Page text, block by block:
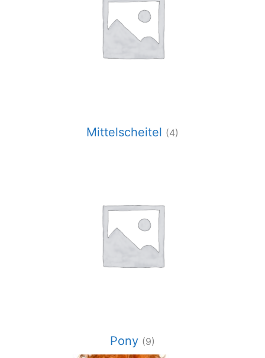
Mittelscheitel (4)
Pony (9)